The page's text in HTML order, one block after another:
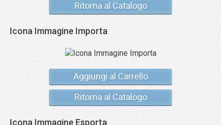
Ritorna al Catalogo
Icona Immagine Importa
Aggiungi al Carrello
Ritorna al Catalogo
Icona Immagine Esporta